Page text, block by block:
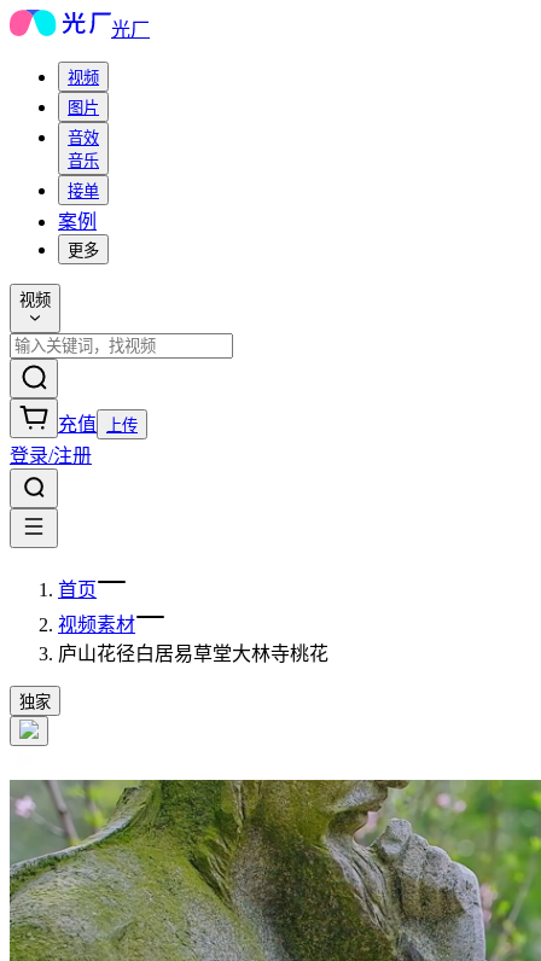
光厂
视频
图片
音效
音乐
接单
案例
更多
视频
充值 上传
登录/注册
首页
视频素材
庐山花径白居易草堂大林寺桃花
独家